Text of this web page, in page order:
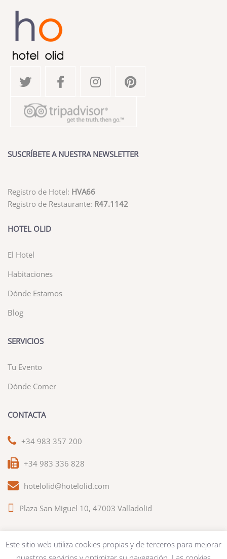
SUSCRÍBETE A NUESTRA NEWSLETTER
Registro de Hotel: HVA66
Registro de Restaurante: R47.1142
HOTEL OLID
El Hotel
Habitaciones
Dónde Estamos
Blog
SERVICIOS
Tu Evento
Dónde Comer
CONTACTA
+34 983 357 200
+34 983 336 828
hotelolid@hotelolid.com
Plaza San Miguel 10, 47003 Valladolid
Este sitio web utiliza cookies propias y de terceros para mejorar